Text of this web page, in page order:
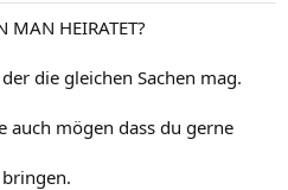
MAN HEIRATET?
die gleichen Sachen mag.
auch mögen dass du gerne